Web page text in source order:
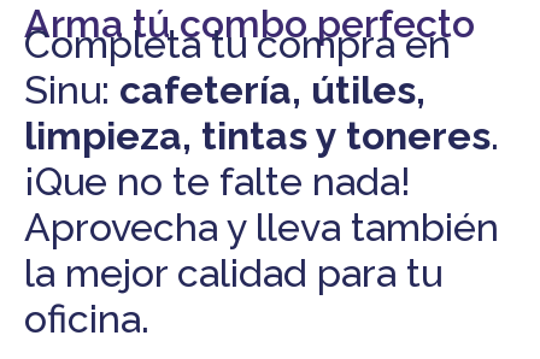
Arma tú combo perfecto
Completa tu compra en
Sinu: cafetería, útiles,
limpieza, tintas y toneres.
¡Que no te falte nada!
Aprovecha y lleva también
la mejor calidad para tu
oficina.